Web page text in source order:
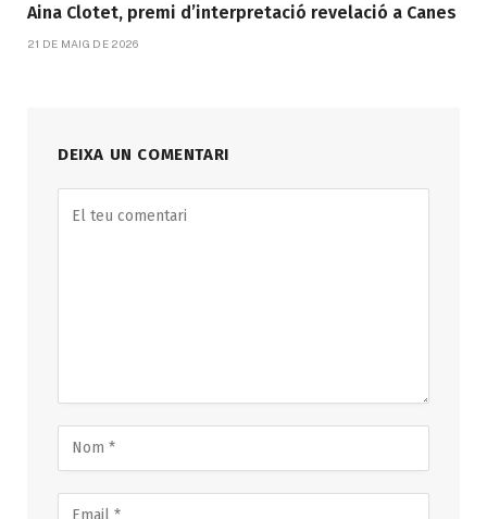
Aina Clotet, premi d’interpretació revelació a Canes
21 DE MAIG DE 2026
DEIXA UN COMENTARI